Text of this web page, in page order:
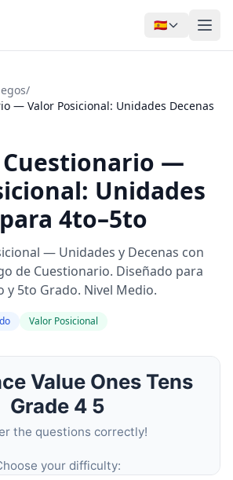
🇪🇸
/
— Valor Posicional: Unidades Decenas
Cuestionario —
Unidades
4to–5to
— Unidades y Decenas con
de Cuestionario. Diseñado para
y 5to Grado. Nivel Medio.
Valor Posicional